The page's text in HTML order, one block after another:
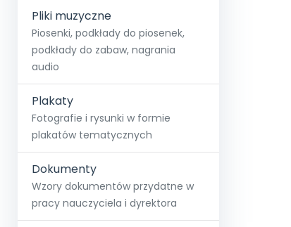
Pliki muzyczne
Piosenki, podkłady do piosenek,
podkłady do zabaw, nagrania
audio
Plakaty
Fotografie i rysunki w formie
plakatów tematycznych
Dokumenty
Wzory dokumentów przydatne w
pracy nauczyciela i dyrektora